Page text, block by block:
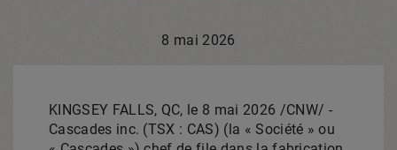
8 mai 2026
KINGSEY FALLS, QC, le 8 mai 2026 /CNW/ -
Cascades inc. (TSX : CAS) (la « Société » ou